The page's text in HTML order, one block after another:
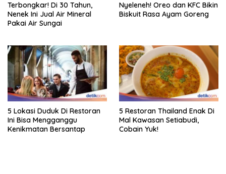
Terbongkar! Di 30 Tahun,
Nenek Ini Jual Air Mineral
Pakai Air Sungai
Nyeleneh! Oreo dan KFC Bikin
Biskuit Rasa Ayam Goreng
5 Lokasi Duduk Di Restoran
Ini Bisa Mengganggu
Kenikmatan Bersantap
5 Restoran Thailand Enak Di
Mal Kawasan Setiabudi,
Cobain Yuk!